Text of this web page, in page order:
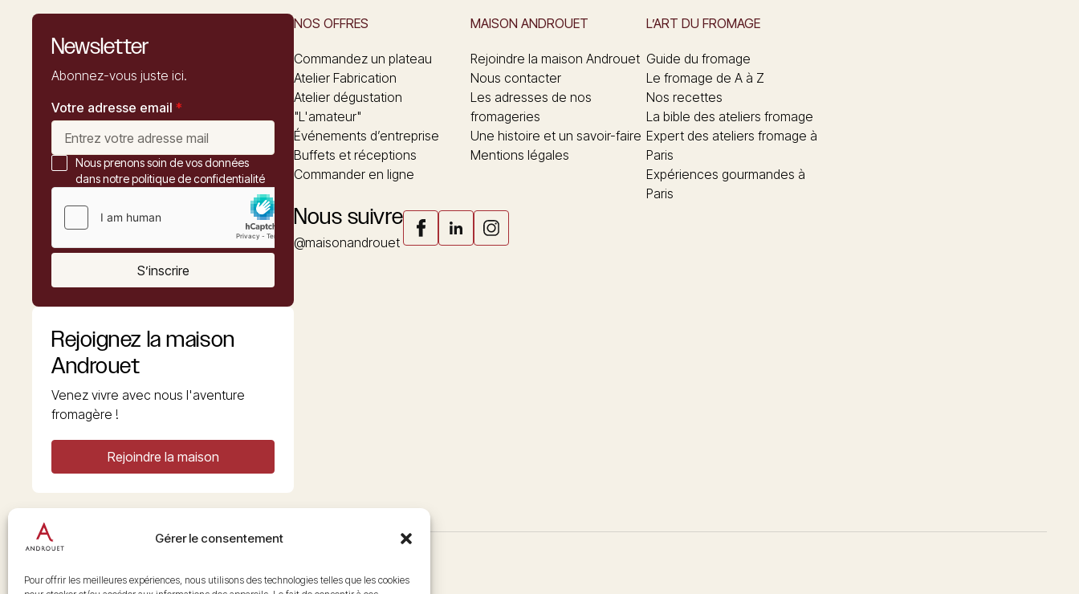
Gérer le consentement
Pour offrir les meilleures expériences, nous utilisons des technologies telles que les cookies
Newsletter
Abonnez-vous juste ici.
Votre adresse email *
Nous prenons soin de vos données
dans notre politique de confidentialité
S’inscrire
Rejoignez la maison
Androuet
Venez vivre avec nous l'aventure
fromagère !
Rejoindre la maison
NOS OFFRES
Commandez un plateau
Atelier Fabrication
Atelier dégustation
"L'amateur"
Événements d’entreprise
Buffets et réceptions
Commander en ligne
MAISON ANDROUET
Rejoindre la maison Androuet
Nous contacter
Les adresses de nos
fromageries
Une histoire et un savoir-faire
Mentions légales
L’ART DU FROMAGE
Guide du fromage
Le fromage de A à Z
Nos recettes
La bible des ateliers fromage
Expert des ateliers fromage à
Paris
Expériences gourmandes à
Paris
Nous suivre
@maisonandrouet